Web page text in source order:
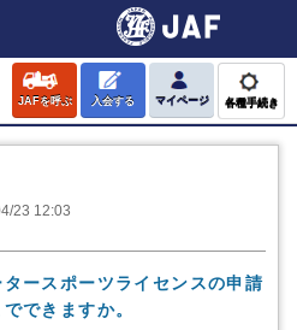
JAFを呼ぶ 入会する マイページ 各種手続き
23 12:03
ースポーツライセンスの申請
できますか。